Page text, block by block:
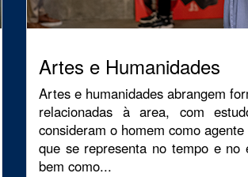
Artes e Humanidades
Artes e humanidades abrangem
relacionadas à area, com
consideram o homem como
que se representa no tempo e no
bem como...